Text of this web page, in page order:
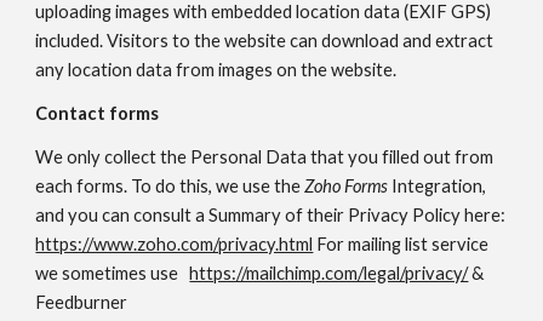
uploading images with embedded location data (EXIF GPS)
included. Visitors to the website can download and extract
any location data from images on the website.
Contact forms
We only collect the Personal Data that you filled out from
each forms. To do this, we use theZoho Forms Integration,
and you can consult a Summary of their Privacy Policy here:
https://www.zoho.com/privacy.html For mailing list service
we sometimes use https://mailchimp.com/legal/privacy/&
Feedburner